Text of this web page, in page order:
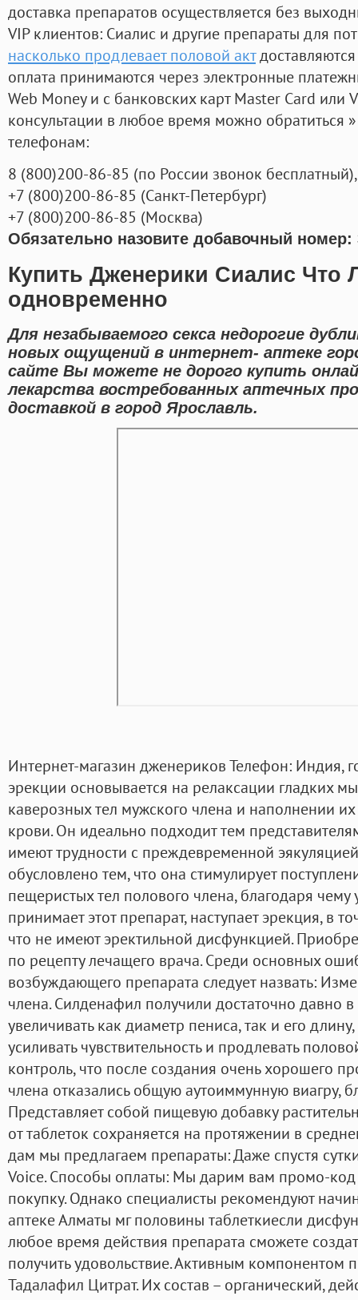
доставка препаратов осуществляется без
VIP клиентов: Сиалис и другие препараты для
насколько продлевает половой акт
оплата принимаются через электронные
Web Money и с банковских карт Master Card или
консультации в любое время можно обратиться
телефонам:
8 (800)200-86-85 (по России звонок бесплатный),
+7 (800)200-86-85 (Санкт-Петербург)
+7 (800)200-86-85 (Москва)
Обязательно назовите добавочный номер:
Купить Дженерики Сиалис Что
одновременно
Для незабываемого секса недорогие
новых ощущений в интернет- аптеке
сайте Вы можете не дорого купить
лекарства востребованных аптечных
доставкой в город Ярославль.
Интернет-магазин дженериков Телефон: Индия,
эрекции основывается на релаксации гладких
каверозных тел мужского члена и наполнении
крови. Он идеально подходит тем
имеют трудности с преждевременной
обусловлено тем, что она стимулирует
пещеристых тел полового члена, благодаря чему
принимает этот препарат, наступает эрекция, в
что не имеют эректильной дисфункцией.
по рецепту лечащего врача. Среди основных
возбуждающего препарата следует назвать:
члена. Силденафил получили достаточно давно
увеличивать как диаметр пениса, так и его
усиливать чувствительность и продлевать
контроль, что после создания очень хорошего
члена отказались общую аутоиммунную виагру,
Представляет собой пищевую добавку
от таблеток сохраняется на протяжении в
дам мы предлагаем препараты: Даже спустя
Voice. Способы оплаты: Мы дарим вам промо-
покупку. Однако специалисты рекомендуют
аптеке Алматы мг половины таблеткиесли
любое время действия препарата сможете
получить удовольствие. Активным компонентом
Тадалафил Цитрат. Их состав – органический,